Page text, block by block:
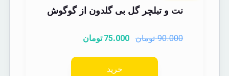
نت و تبلچر گل بی گلدون از گوگوش
90.000 تومان 75.000 تومان
خرید